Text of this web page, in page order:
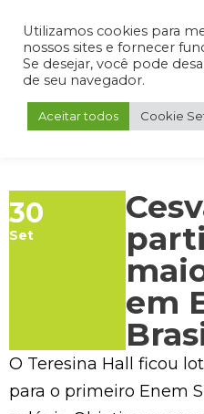
Admin Portal do Aluno Portal
30
Set
em
O Teresina Hall ficou
para o primeiro Enem
Utilizamos cookies para
nossos sites e fornecer
Se desejar, você pode
de seu navegador.
Aceitar todos Cookie